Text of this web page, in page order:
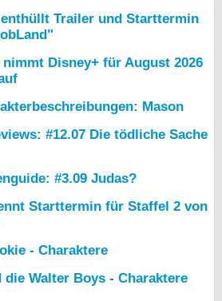
Trailer und Starttermin
nimmt Disney+ für August 2026
Mason
#12.07 Die tödliche Sache
#3.09 Judas?
Starttermin für Staffel 2 von
- Charaktere
Walter Boys - Charaktere